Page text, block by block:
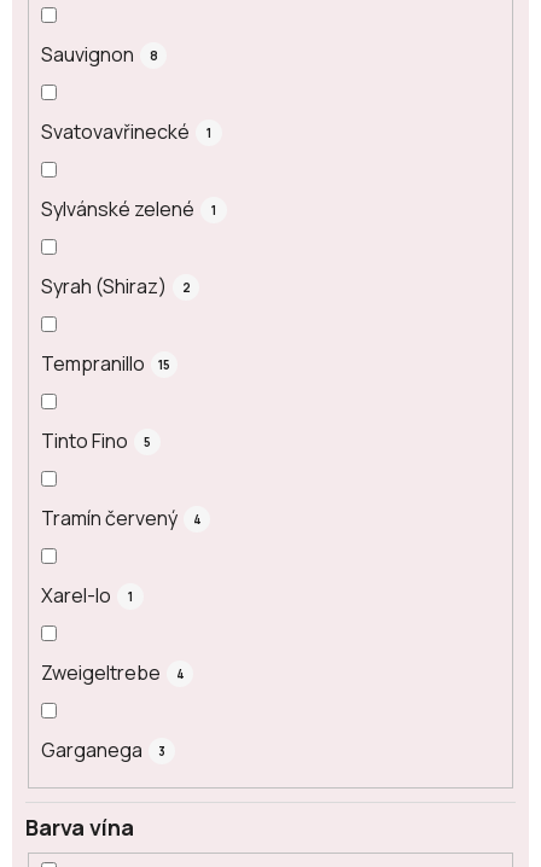
Sauvignon 8
Svatovavřinecké 1
Sylvánské zelené 1
Syrah (Shiraz) 2
Tempranillo 15
Tinto Fino 5
Tramín červený 4
Xarel-lo 1
Zweigeltrebe 4
Garganega 3
Barva vína